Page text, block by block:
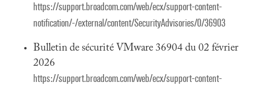
https://support.broadcom.com/web/ecx/support-content-
notification/-/external/content/SecurityAdvisories/0/36903
Bulletin de sécurité VMware 36904 du 02 février
2026
https://support.broadcom.com/web/ecx/support-content-